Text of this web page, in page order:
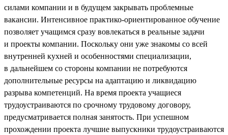
силами компании и в будущем закрывать проблемные
вакансии. Интенсивное практико-ориентированное обучение
позволяет учащимся сразу вовлекаться в реальные задачи
и проекты компании. Поскольку они уже знакомы со всей
внутренней кухней и особенностями специализации,
в дальнейшем со стороны компании не потребуются
дополнительные ресурсы на адаптацию и ликвидацию
разрыва компетенций. На время проекта учащиеся
трудоустраиваются по срочному трудовому договору,
предусматривается полная занятость. При успешном
прохождении проекта лучшие выпускники трудоустраиваются